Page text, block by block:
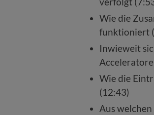
Wie die
funktioniert
Inwieweit
Wie die
(12:43)
Aus